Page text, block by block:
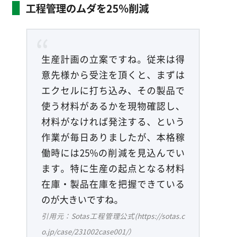
工程管理のムダを25％削減
生産計画の立案ですね。従来は得
意先様から受注を頂くと、まずは
エクセルに打ち込み、その製品で
使う材料があるかを現物確認し、
材料がなければ発注する、という
作業が毎日ありましたが、本格稼
働時には25%の削減を見込んでい
ます。特に生産の起点となる材料
在庫・製品在庫を把握できている
のが大きいですね。
引用元：Sotas工程管理公式(https://sotas.c
o.jp/case/231002case001/）